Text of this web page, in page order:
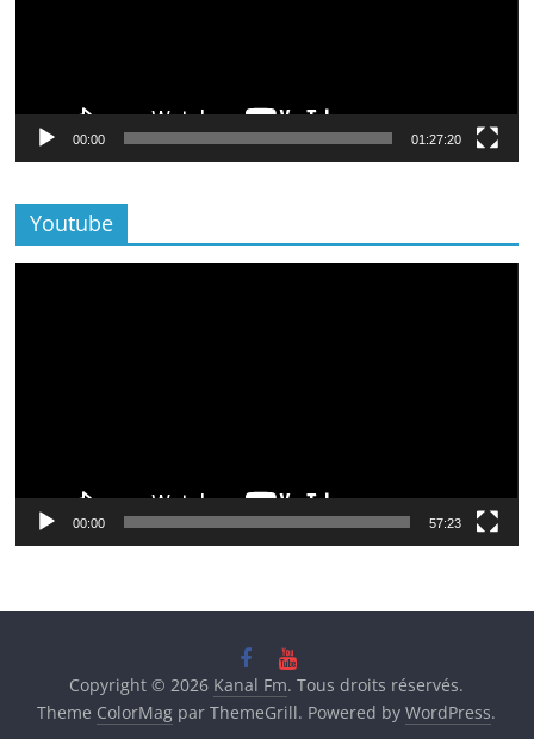
00:00 01:27:20
Youtube
00:00 57:23
Copyright © 2026 Kanal Fm. Tous droits réservés.
Theme ColorMag par ThemeGrill. Powered byWordPress.